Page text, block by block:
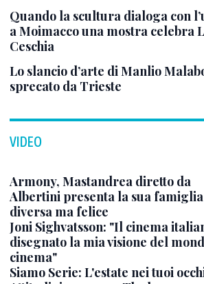
Quando la scultura dialoga con
a Moimacco una mostra celebra
Ceschia
Lo slancio d’arte di Manlio
sprecato da Trieste
VIDEO
Armony, Mastandrea diretto da
Albertini presenta la sua famiglia
diversa ma felice
Joni Sighvatsson: "Il cinema
disegnato la mia visione del
cinema"
Siamo Serie: L'estate nei tuoi